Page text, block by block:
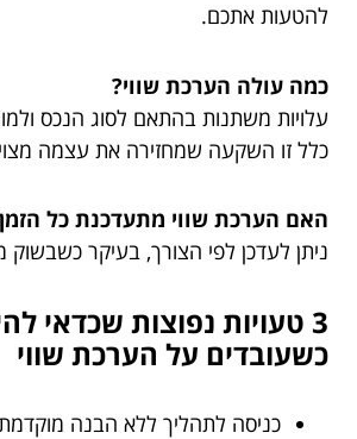
להטעות אתכם.
כמה עולה הערכת שווי?
עלויות משתנות בהתאם לסוג הנכס
כלל זו השקעה שמחזירה את עצמה
האם הערכת שווי מתעדכנת כל
ניתן לעדכן לפי הצורך, בעיקר כשבשוק
3 טעויות נפוצות שכדאי
כשעובדים על הערכת שווי
כניסה לתהליך ללא הבנה